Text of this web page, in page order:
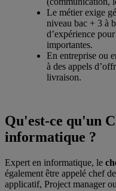
Le métier exige
niveau bac + 3 à
d’expérience
importantes.
En entreprise ou
à des appels
livraison.
Qu'est-ce qu'un
informatique ?
Expert en informatique, le
également être appelé chef
applicatif, Project manager